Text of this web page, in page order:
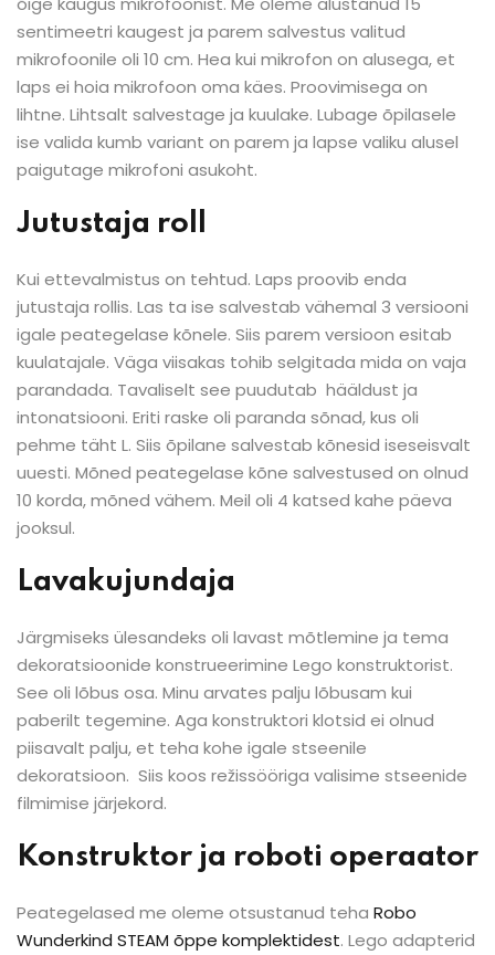
sentimeetri kaugest ja parem salvestus valitud
mikrofoonile oli 10 cm. Hea kui mikrofon on alusega, et
laps ei hoia mikrofoon oma käes. Proovimisega on
lihtne. Lihtsalt salvestage ja kuulake. Lubage õpilasele
ise valida kumb variant on parem ja lapse valiku alusel
paigutage mikrofoni asukoht.
Jutustaja roll
Kui ettevalmistus on tehtud. Laps proovib enda
jutustaja rollis. Las ta ise salvestab vähemal 3 versiooni
igale peategelase kõnele. Siis parem versioon esitab
kuulatajale. Väga viisakas tohib selgitada mida on vaja
parandada. Tavaliselt see puudutab hääldust ja
intonatsiooni. Eriti raske oli paranda sõnad, kus oli
pehme täht L. Siis õpilane salvestab kõnesid iseseisvalt
uuesti. Mõned peategelase kõne salvestused on olnud
10 korda, mõned vähem. Meil oli 4 katsed kahe päeva
jooksul.
Lavakujundaja
Järgmiseks ülesandeks oli lavast mõtlemine ja tema
dekoratsioonide konstrueerimine Lego konstruktorist.
See oli lõbus osa. Minu arvates palju lõbusam kui
paberilt tegemine. Aga konstruktori klotsid ei olnud
piisavalt palju, et teha kohe igale stseenile
dekoratsioon. Siis koos režissööriga valisime stseenide
filmimise järjekord.
Konstruktor ja roboti operaator
Peategelased me oleme otsustanud teha Robo
Wunderkind STEAM õppe komplektidest. Lego adapterid